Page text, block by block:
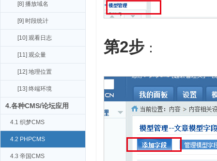
[8] 播放域名
[9] 时段统计
[10] 观看日志
[11] 观众量
[12] 地理位置
[13] 终端环境
4.各种CMS/论坛应用
4.1 织梦CMS
4.2 PHPCMS
4.3 帝国CMS
第2步 ：